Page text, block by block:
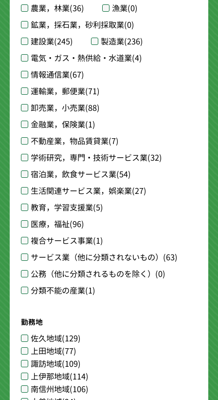
農業，林業(36) 漁業(0)
鉱業，採石業，砂利採取業(0)
建設業(245) 製造業(236)
電気・ガス・熱供給・水道業(4)
情報通信業(67)
運輸業，郵便業(71)
卸売業，小売業(88)
金融業，保険業(1)
不動産業，物品賃貸業(7)
学術研究，専門・技術サービス業(32)
宿泊業，飲食サービス業(54)
生活関連サービス業，娯楽業(27)
教育，学習支援業(5)
医療，福祉(96)
複合サービス事業(1)
サービス業（他に分類されないもの） (63)
公務（他に分類されるものを除く） (0)
分類不能の産業(1)
勤務地
佐久地域(129)
上田地域(77)
諏訪地域(109)
上伊那地域(114)
南信州地域(106)